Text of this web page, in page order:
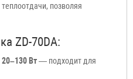
позволяя
ZD-70DA:
Вт— подходит для